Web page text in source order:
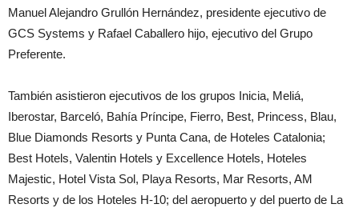
Manuel Alejandro Grullón Hernández, presidente ejecutivo de
GCS Systems y Rafael Caballero hijo, ejecutivo del Grupo
Preferente.
También asistieron ejecutivos de los grupos Inicia, Meliá,
Iberostar, Barceló, Bahía Príncipe, Fierro, Best, Princess, Blau,
Blue Diamonds Resorts y Punta Cana, de Hoteles Catalonia;
Best Hotels, Valentin Hotels y Excellence Hotels, Hoteles
Majestic, Hotel Vista Sol, Playa Resorts, Mar Resorts, AM
Resorts y de los Hoteles H-10; del aeropuerto y del puerto de La